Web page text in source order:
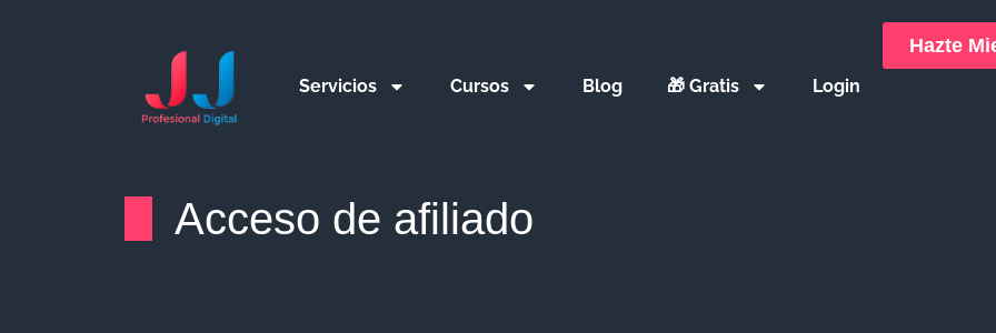
Servicios Cursos Blog 🎁 Gratis Login
Hazte
Acceso de afiliado